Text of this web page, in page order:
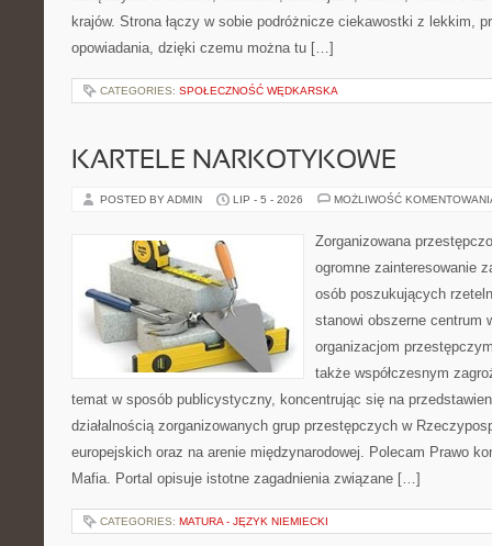
krajów. Strona łączy w sobie podróżnicze ciekawostki z lekkim,
opowiadania, dzięki czemu można tu […]
CATEGORIES: SPOŁECZNOŚĆ WĘDKARSKA
KARTELE NARKOTYKOWE
POSTED BY ADMIN LIP - 5 - 2026 MOŻLIWOŚĆ
Zorganizowana
ogromne zainteresowanie
osób poszukujących
stanowi obszerne centrum
organizacjom
także współczesnym
temat w sposób publicystyczny, koncentrując się na
działalnością zorganizowanych grup przestępczych w
europejskich oraz na arenie międzynarodowej. Polecam Prawo
Mafia. Portal opisuje istotne zagadnienia związane […]
CATEGORIES: MATURA - JĘZYK NIEMIECKI